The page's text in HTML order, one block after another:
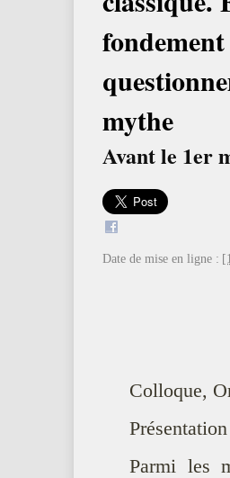
mythe
Avant le 1er
Date de mise en ligne :
Colloque,
Parmi les